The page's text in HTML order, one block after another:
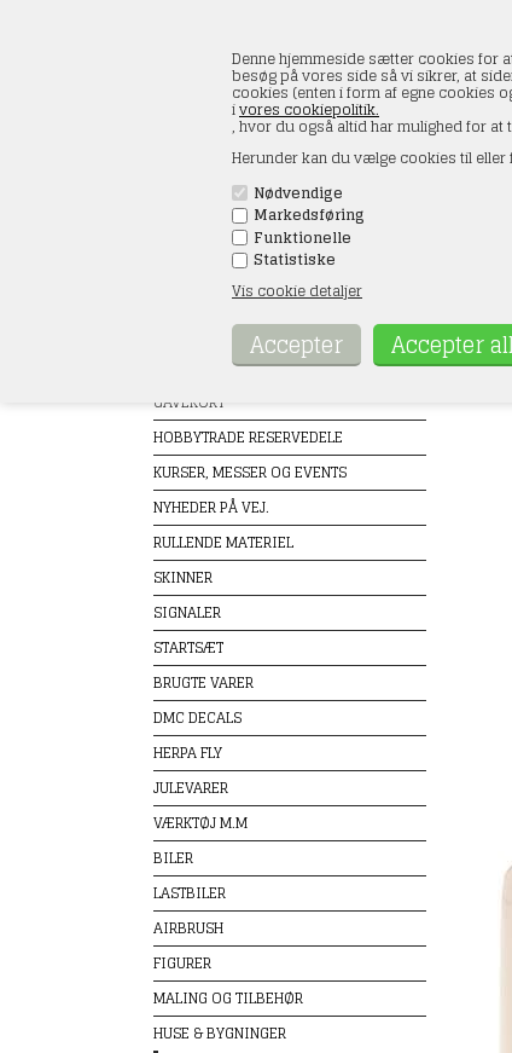
Denne hjemmeside sætter cookies for
besøg på vores side så vi sikrer, at
cookies (enten i form af egne cookies
ivores cookiepolitik.
, hvor du også altid har mulighed for
Herunder kan du vælge cookies til
Nødvendige
Markedsføring
Funktionelle
Statistiske
Vis cookie detaljer
ÅBNINGSTIDER
Produkter
GAVEKORT
HOBBYTRADE RESERVEDELE
KURSER, MESSER OG EVENTS
NYHEDER PÅ VEJ.
RULLENDE MATERIEL
SKINNER
SIGNALER
STARTSÆT
BRUGTE VARER
DMC DECALS
HERPA FLY
JULEVARER
VÆRKTØJ M.M
BILER
LASTBILER
AIRBRUSH
FIGURER
MALING OG TILBEHØR
HUSE & BYGNINGER